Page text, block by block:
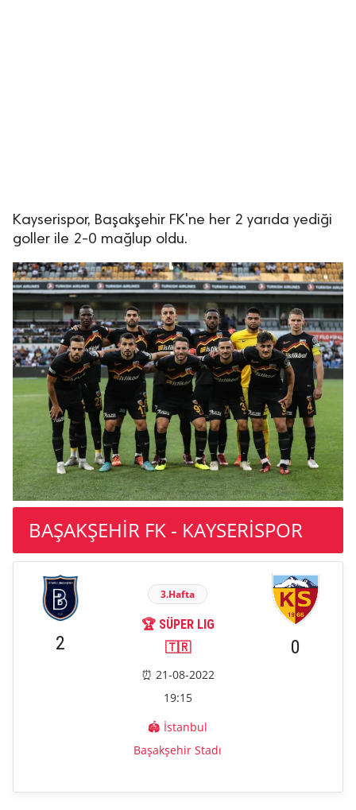
Kayserispor, Başakşehir FK'ne her 2 yarıda yediği
goller ile 2-0 mağlup oldu.
BAŞAKŞEHİR FK - KAYSERİSPOR
2
3.Hafta
🏆 SÜPER LIG
🇹🇷
⏰ 21-08-2022
19:15
🏟️ İstanbul
Başakşehir Stadı
0